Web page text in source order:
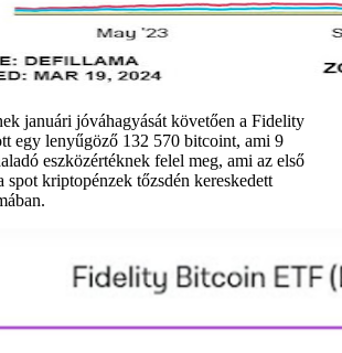
januári jóváhagyását követően a Fidelity
egy lenyűgöző 132 570 bitcoint, ami 9
eszközértéknek felel meg, ami az első
spot kriptopénzek tőzsdén kereskedett